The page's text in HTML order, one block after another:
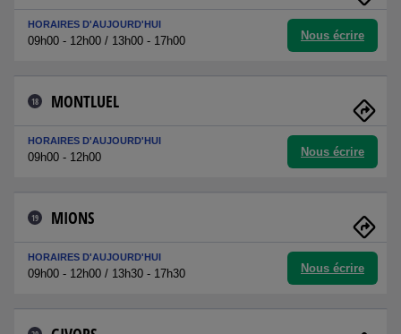
HORAIRES D'AUJOURD'HUI
09h00 - 12h00 / 13h00 - 17h00 Nous écrire
18 MONTLUEL
HORAIRES D'AUJOURD'HUI
09h00 - 12h00 Nous écrire
19 MIONS
HORAIRES D'AUJOURD'HUI
09h00 - 12h00 / 13h30 - 17h30 Nous écrire